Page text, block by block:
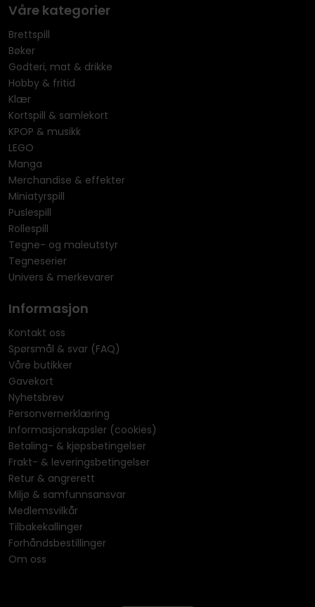
Våre kategorier
Brettspill
Bøker
Godteri, mat & drikke
Hobby & fritid
Klær
Kortspill & samlekort
KPOP & musikk
LEGO
Manga
Merchandise & effekter
Miniatyrspill
Puslespill
Rollespill
Tegne- og maleutstyr
Tegneserier
Univers & merkevarer
Informasjon
Kontakt oss
Spørsmål & svar (FAQ)
Våre butikker
Gavekort
Nyhetsbrev
Personvernerklæring
Informasjonskapsler (cookies)
Betaling- & kjøpsbetingelser
Frakt- & leveringsbetingelser
Retur & angrerett
Miljø & samfunnsansvar
Medlemsvilkår
Tilbakekallinger
Forhåndsbestillinger
Om oss